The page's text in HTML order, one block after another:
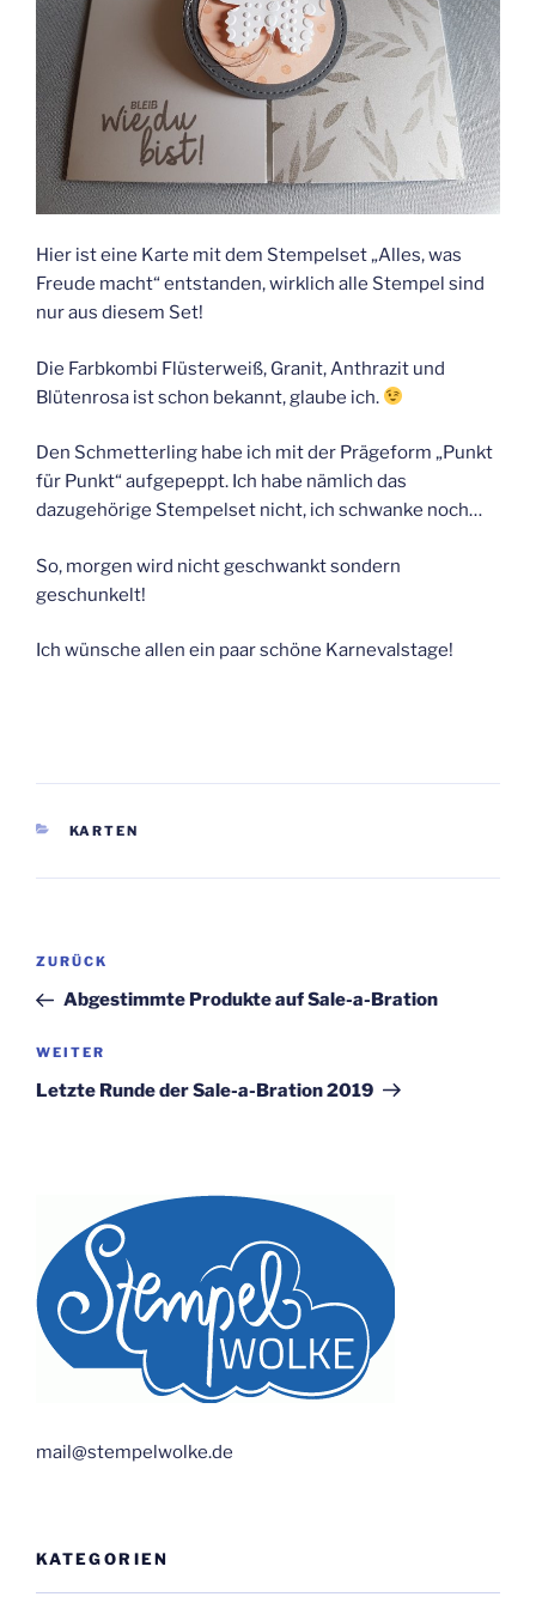
Hier ist eine Karte mit dem Stempelset „Alles, was
Freude macht“ entstanden, wirklich alle Stempel sind
nur aus diesem Set!
Die Farbkombi Flüsterweiß, Granit, Anthrazit und
Blütenrosa ist schon bekannt, glaube ich.
Den Schmetterling habe ich mit der Prägeform „Punkt
für Punkt“ aufgepeppt. Ich habe nämlich das
dazugehörige Stempelset nicht, ich schwanke noch…
So, morgen wird nicht geschwankt sondern
geschunkelt!
Ich wünsche allen ein paar schöne Karnevalstage!
KATEGORIEN
KARTEN
Beitragsnavigation
Vorheriger
Beitrag
ZURÜCK
Abgestimmte Produkte auf Sale-a-Bration
Nächster
Beitrag
WEITER
Letzte Runde der Sale-a-Bration 2019
mail@stempelwolke.de
KATEGORIEN